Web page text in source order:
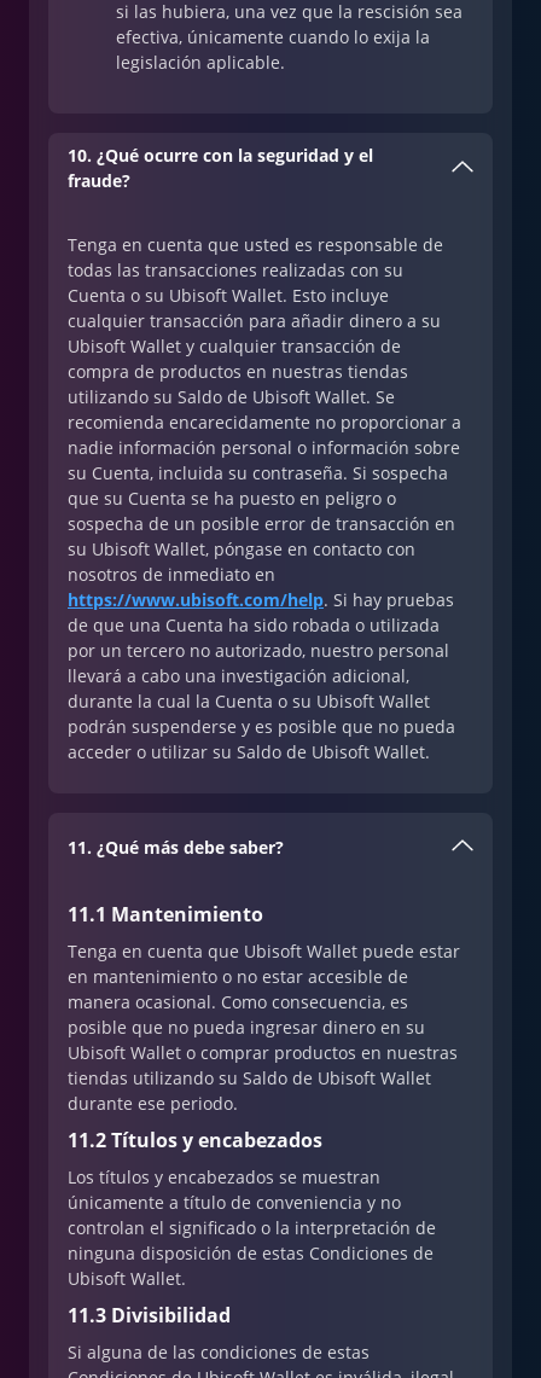
si las hubiera, una vez que la rescisión sea
efectiva, únicamente cuando lo exija la
legislación aplicable.
10. ¿Qué ocurre con la seguridad y el
fraude?
Tenga en cuenta que usted es responsable de
todas las transacciones realizadas con su
Cuenta o su Ubisoft Wallet. Esto incluye
cualquier transacción para añadir dinero a su
Ubisoft Wallet y cualquier transacción de
compra de productos en nuestras tiendas
utilizando su Saldo de Ubisoft Wallet. Se
recomienda encarecidamente no proporcionar a
nadie información personal o información sobre
su Cuenta, incluida su contraseña. Si sospecha
que su Cuenta se ha puesto en peligro o
sospecha de un posible error de transacción en
su Ubisoft Wallet, póngase en contacto con
nosotros de inmediato en
https://www.ubisoft.com/help. Si hay pruebas
de que una Cuenta ha sido robada o utilizada
por un tercero no autorizado, nuestro personal
llevará a cabo una investigación adicional,
durante la cual la Cuenta o su Ubisoft Wallet
podrán suspenderse y es posible que no pueda
acceder o utilizar su Saldo de Ubisoft Wallet.
11. ¿Qué más debe saber?
11.1 Mantenimiento
Tenga en cuenta que Ubisoft Wallet puede estar
en mantenimiento o no estar accesible de
manera ocasional. Como consecuencia, es
posible que no pueda ingresar dinero en su
Ubisoft Wallet o comprar productos en nuestras
tiendas utilizando su Saldo de Ubisoft Wallet
durante ese periodo.
11.2 Títulos y encabezados
Los títulos y encabezados se muestran
únicamente a título de conveniencia y no
controlan el significado o la interpretación de
ninguna disposición de estas Condiciones de
Ubisoft Wallet.
11.3 Divisibilidad
Si alguna de las condiciones de estas